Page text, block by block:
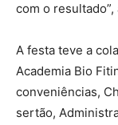
com o
A festa teve a
Academia Bio
conveniências,
sertão,